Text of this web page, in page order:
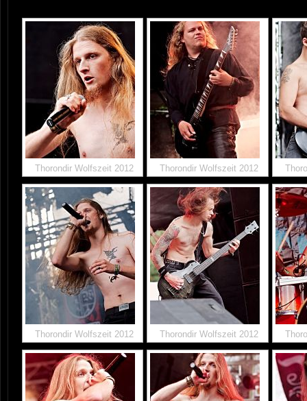
Thorondir Wolfszeit 2012 Thorondir Wolfszeit 2012
Thorondir Wolfszeit 2012 Thorondir Wolfszeit 2012